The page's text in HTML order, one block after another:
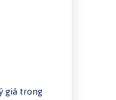
giá trong